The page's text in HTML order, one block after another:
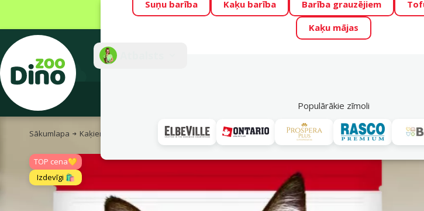
Visu mēnesi Dino Zoo piedāvā lieliskas cenas mīluļu
Fotokonkurss “GADA ŪSAIŅI”! Varbūt tieši Tavs
Suņu barība Kaķu barība Barība grauzējiem
Kaķu mājas
Populārākie zīmoli
Akciju piedāvājumi
Sākumlapa Kaķiem Kaķu barība un gardumi Sausā barība kaķiem Pieaugušiem kaķiem Hill's Adult
TOP cena💛
Izdevīgi 🛍️